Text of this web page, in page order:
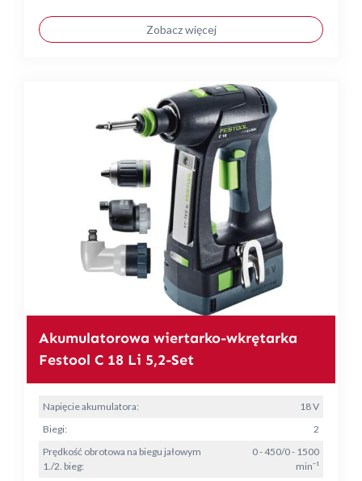
Zobacz więcej
Akumulatorowa wiertarko-wkrętarka
Festool C 18 Li 5,2-Set
Napięcie akumulatora:
18 V
Biegi:
2
Prędkość obrotowa na biegu jałowym
1./2. bieg:
0 - 450/0 - 1500
min⁻¹